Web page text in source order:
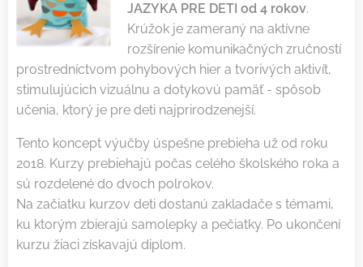
JAZYKA PRE DETI od 4 rokov.
Krúžok je zameraný na aktívne
rozšírenie komunikačných zručností
prostredníctvom pohybových hier a tvorivých aktivít,
stimulujúcich vizuálnu a dotykovú pamäť - spôsob
učenia, ktorý je pre deti najprirodzenejší.
Tento koncept výučby úspešne prebieha už od roku
2018. Kurzy prebiehajú počas celého školského roka a
sú rozdelené do dvoch polrokov.
Na začiatku kurzov deti dostanú zakladače s témami,
ku ktorým zbierajú samolepky a pečiatky. Po ukončení
kurzu žiaci získavajú diplom.